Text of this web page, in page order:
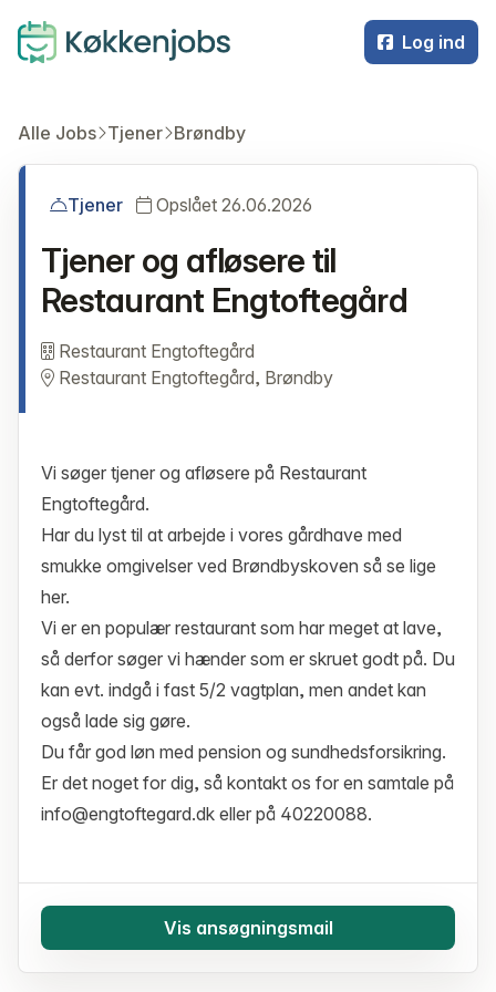
Log ind
Alle Jobs Tjener Brøndby
Tjener Opslået 26.06.2026
Tjener og afløsere til
Restaurant Engtoftegård
Restaurant Engtoftegård
Restaurant Engtoftegård, Brøndby
Vi søger tjener og afløsere på Restaurant
Engtoftegård.
Har du lyst til at arbejde i vores gårdhave med
smukke omgivelser ved Brøndbyskoven så se lige
her.
Vi er en populær restaurant som har meget at lave,
så derfor søger vi hænder som er skruet godt på. Du
kan evt. indgå i fast 5/2 vagtplan, men andet kan
også lade sig gøre.
Du får god løn med pension og sundhedsforsikring.
Er det noget for dig, så kontakt os for en samtale på
info@engtoftegard.dk eller på 40220088.
Vis ansøgningsmail